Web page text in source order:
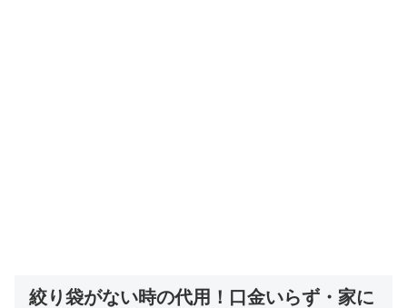
絞り袋がない時の代用！口金いらず・家に